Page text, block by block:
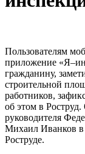
Пользователям
приложение
гражданину,
строительной
работников,
об этом в
руководителя
Михаил Иванков в
Роструде.